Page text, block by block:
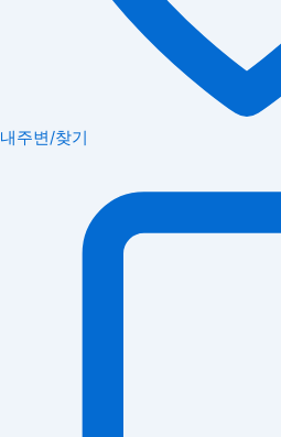
내주변/찾기